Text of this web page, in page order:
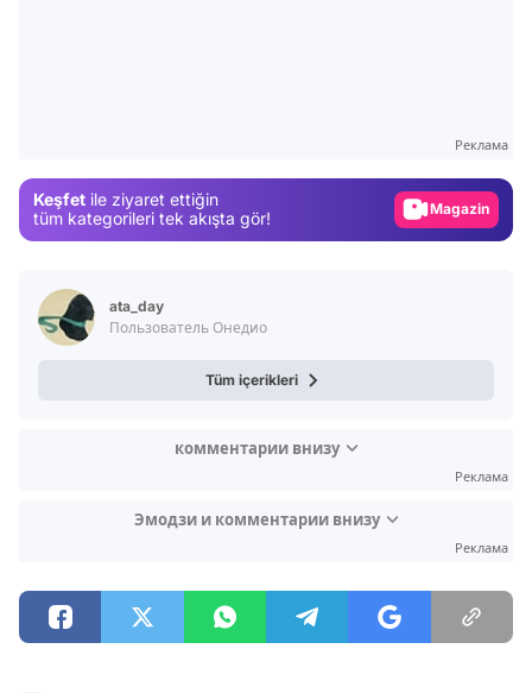
Реклама
Keşfet ile ziyaret ettiğin
tüm kategorileri tek akışta gör!
Magazin
ata_day
Пользователь Онедио
Tüm içerikleri
комментарии внизу
Реклама
Эмодзи и комментарии внизу
Реклама